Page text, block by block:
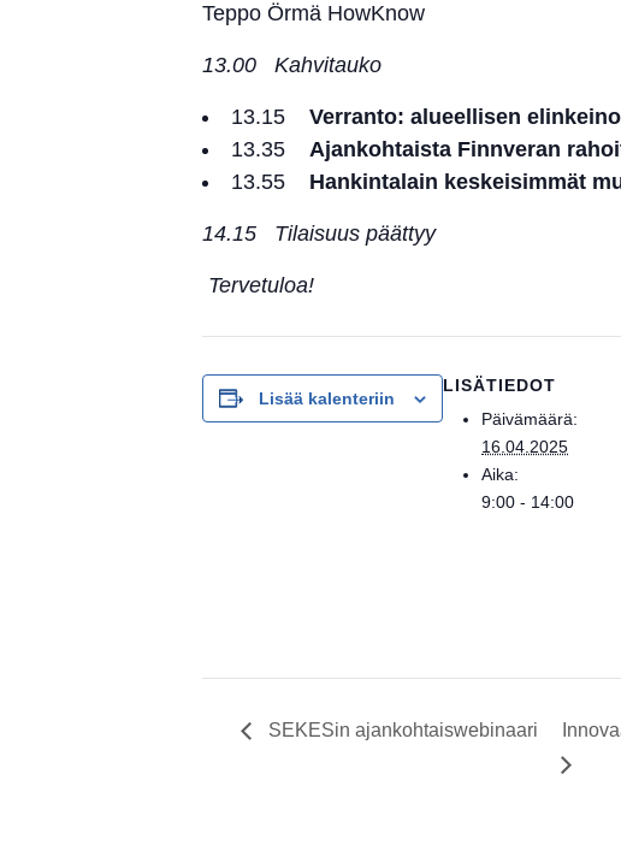
Teppo Örmä HowKnow
13.00 Kahvitauko
13.15 Verranto: alueellisen
13.35 Ajankohtaista Finnveran
13.55 Hankintalain keskeisimmät
14.15 Tilaisuus päättyy
Tervetuloa!
Lisää kalenteriin
LISÄTIEDOT
Päivämäärä:
16.04.2025
Aika:
9:00 - 14:00
SEKESin ajankohtaiswebinaari